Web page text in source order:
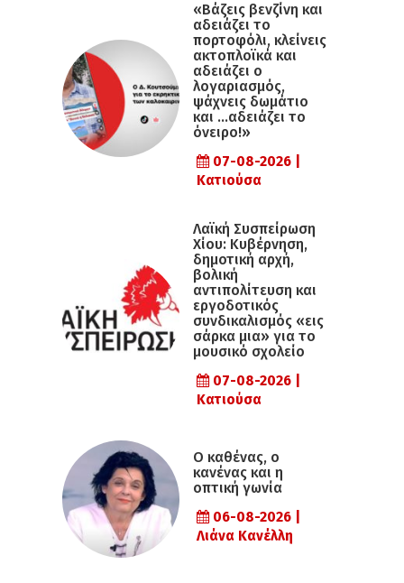
«Βάζεις βενζίνη και
αδειάζει το
πορτοφόλι, κλείνεις
ακτοπλοϊκά και
αδειάζει ο
λογαριασμός,
ψάχνεις δωμάτιο
και …αδειάζει το
όνειρο!»
07-08-2026 |
Κατιούσα
Λαϊκή Συσπείρωση
Χίου: Κυβέρνηση,
δημοτική αρχή,
βολική
αντιπολίτευση και
εργοδοτικός
συνδικαλισμός «εις
σάρκα μια» για το
μουσικό σχολείο
07-08-2026 |
Κατιούσα
Ο καθένας, ο
κανένας και η
οπτική γωνία
06-08-2026 |
Λιάνα Κανέλλη